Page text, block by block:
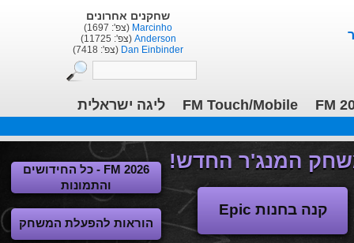
שחקנים אחרונים
Marcinho (צפ': 1697)
Anderson (צפ': 11725)
Dan Einbinder (צפ': 7418)
FM
FM Touch/Mobile ליגה ישראלית
קנה בחנות Epic
FM 2026 - כל החידושים
והתמונות
הוראות להפעלת המשחק